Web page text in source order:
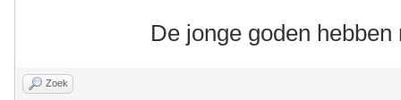
De jonge goden
Zoek